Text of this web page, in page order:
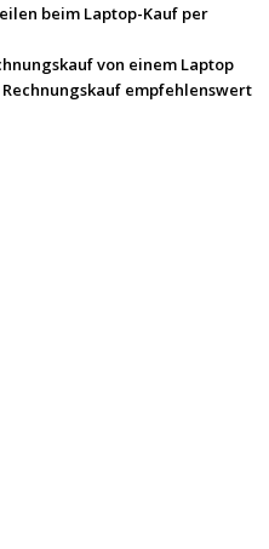
beim Laptop-Kauf per
von einem Laptop
empfehlenswert